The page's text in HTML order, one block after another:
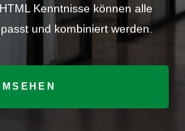
Kenntnisse können alle
und kombiniert werden.